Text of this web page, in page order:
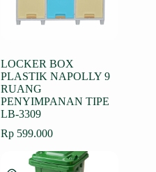
LOCKER BOX
PLASTIK NAPOLLY 9
RUANG
PENYIMPANAN TIPE
LB-3309
Rp 599.000